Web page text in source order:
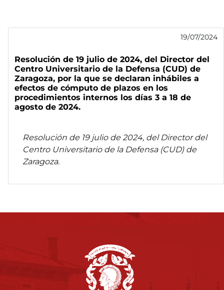
19/07/2024
Resolución de 19 julio de 2024, del Director del
Centro Universitario de la Defensa (CUD) de
Zaragoza, por la que se declaran inhábiles a
efectos de cómputo de plazos en los
procedimientos internos los días 3 a 18 de
agosto de 2024.
Resolución de 19 julio de 2024, del Director del
Centro Universitario de la Defensa (CUD) de
Zaragoza.